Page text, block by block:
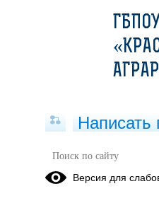
Питание
Написать
Версия для